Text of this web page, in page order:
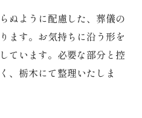
ぬように配慮した、葬儀の
ます。お気持ちに沿う形を
ています。必要な部分と控
、栃木にて整理いたしま